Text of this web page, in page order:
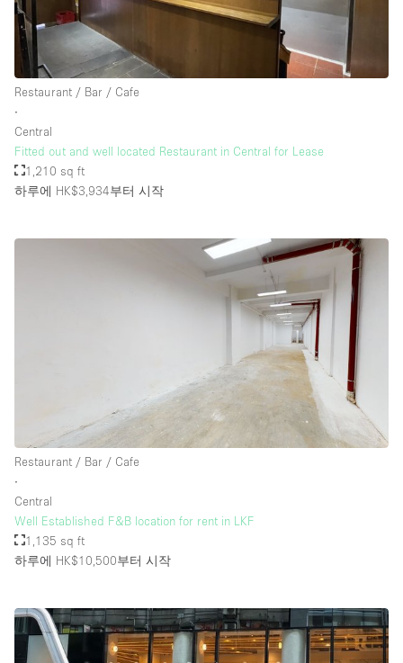
Restaurant / Bar / Cafe
∙
Central
Fitted out and well located Restaurant in Central for Lease
1,210 sq ft
하루에 HK$3,934부터 시작
Restaurant / Bar / Cafe
∙
Central
Well Established F&B location for rent in LKF
1,135 sq ft
하루에 HK$10,500부터 시작